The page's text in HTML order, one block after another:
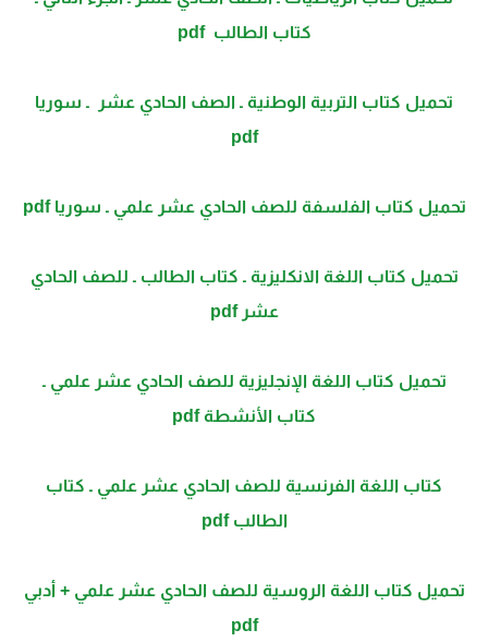
كتاب الطالب pdf
تحمیل كتاب التربیة الوطنیة ـ الصف الحادي عشر ـ سوریا
pdf
تحميل كتاب الفلسفة للصف الحادي عشر علمي ـ سوريا pdf
تحمیل كتاب اللغة الانكلیزیة ـ كتاب الطالب ـ للصف الحادي
عشر pdf
تحميل كتاب اللغة الإنجليزية للصف الحادي عشر علمي ـ
كتاب الأنشطة pdf
كتاب اللغة الفرنسية للصف الحادي عشر علمي ـ كتاب
الطالب pdf
تحميل كتاب اللغة الروسية للصف الحادي عشر علمي + أدبي
pdf